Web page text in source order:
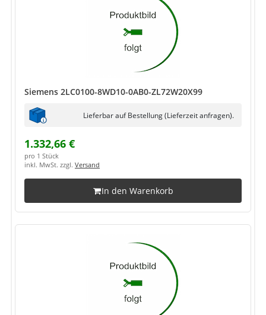
Siemens 2LC0100-8WD10-0AB0-ZL72W20X99
Lieferbar auf Bestellung (Lieferzeit anfragen).
1.332,66 €
pro 1 Stück
inkl. MwSt. zzgl. Versand
In den Warenkorb